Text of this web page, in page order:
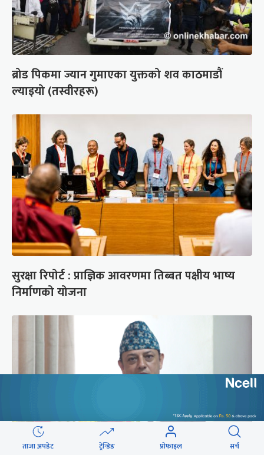
ब्रोड पिकमा ज्यान गुमाएका युक्तको शव काठमाडौं
ल्याइयो (तस्वीरहरू)
सुरक्षा रिपोर्ट : प्राज्ञिक आवरणमा तिब्बत पक्षीय भाष्य
निर्माणको योजना
ताजा अपडेट ट्रेन्डिङ प्रोफाइल सर्च